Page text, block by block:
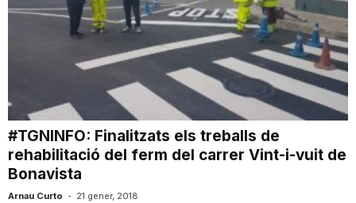
u
t
#TGNINFO: Finalitzats els treballs de
rehabilitació del ferm del carrer Vint-i-vuit de
Bonavista
Arnau Curto - 21 gener, 2018